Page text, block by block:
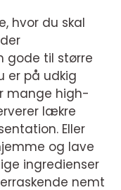
hvor du skal
gode til større
er på udkig
mange high-
lækre
Eller
og lave
ingredienser
nemt